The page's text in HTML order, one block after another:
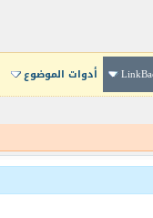
أدوات الموضوع